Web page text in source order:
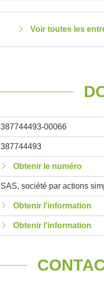
Voir toutes les
387744493-00066
387744493
Obtenir le numéro
SAS, société par actions
Obtenir l'information
Obtenir l'information